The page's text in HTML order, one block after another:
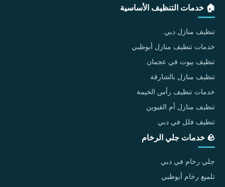
🏠 خدمات التنظيف الأساسية
تنظيف منازل دبي
خدمات تنظيف منازل أبوظبي
تنظيف بيوت في عجمان
تنظيف منازل بالشارقة
خدمات تنظيف رأس الخيمة
تنظيف منازل أم القيوين
تنظيف فلل في دبي
🪨 خدمات جلي الرخام
جلي رخام في دبي
تلميع رخام أبوظبي